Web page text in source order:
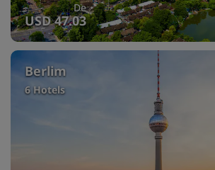
De
USD 47.03
Berlim
6 Hotels